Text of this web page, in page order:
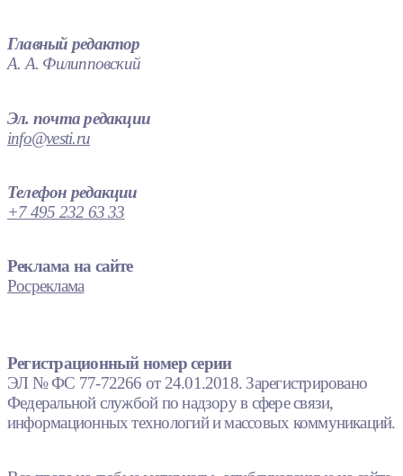
Главный редактор
А. А. Филипповский
Эл. почта редакции
info@vesti.ru
Телефон редакции
+7 495 232 63 33
Реклама на сайте
Росреклама
Регистрационный номер серии
ЭЛ № ФС 77-72266 от 24.01.2018. Зарегистрировано
Федеральной службой по надзору в сфере связи,
информационных технологий и массовых коммуникаций.